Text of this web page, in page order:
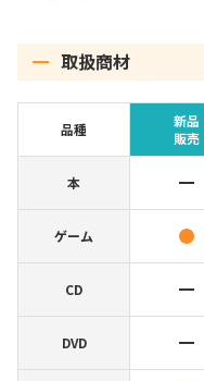
取扱商材
品種
新品
販売
本
ゲーム
CD
DVD